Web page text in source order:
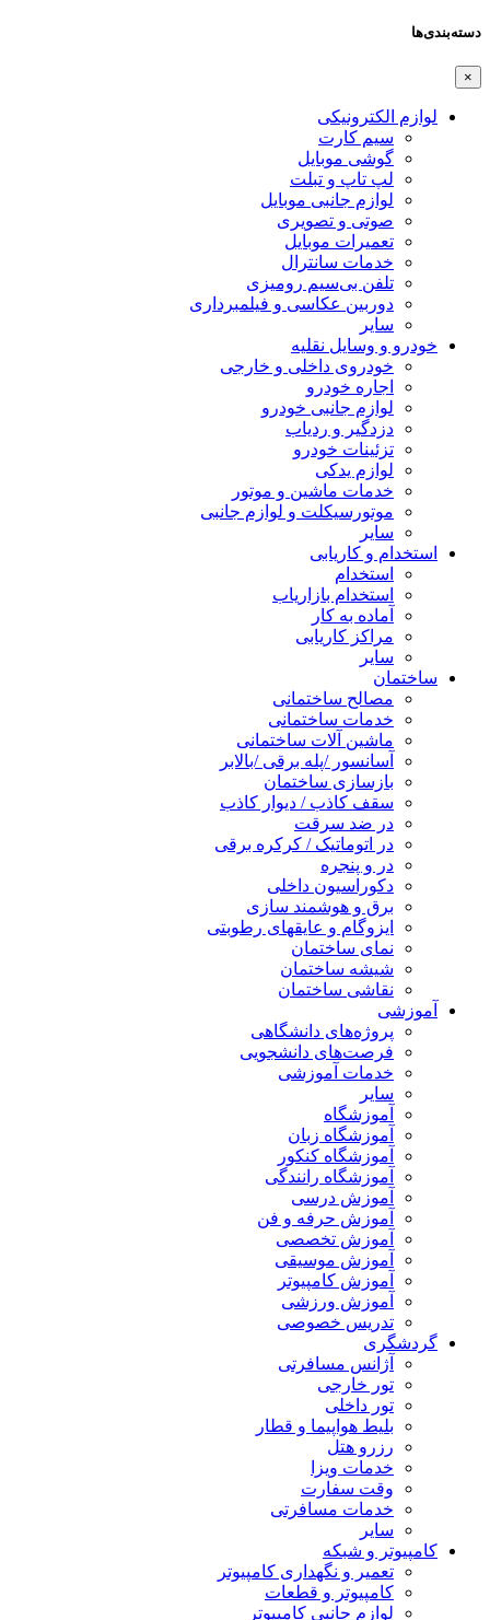
دسته‌بندی‌ها
×
لوازم الکترونیکی
سیم کارت
گوشی موبایل
لپ تاپ و تبلت
لوازم جانبی موبایل
صوتی و تصویری
تعمیرات موبایل
خدمات سانترال
تلفن بی‌سیم رومیزی
دوربین عکاسی و فیلمبرداری
سایر
خودرو و وسایل نقلیه
خودروی داخلی و خارجی
اجاره خودرو
لوازم جانبی خودرو
دزدگیر و ردیاب
تزئینات خودرو
لوازم یدکی
خدمات ماشین و موتور
موتورسیکلت و لوازم جانبی
سایر
استخدام و کاریابی
استخدام
استخدام بازاریاب
آماده به کار
مراکز کاریابی
سایر
ساختمان
مصالح ساختمانی
خدمات ساختمانی
ماشین آلات ساختمانی
آسانسور /پله برقی /بالابر
بازسازی ساختمان
سقف کاذب / دیوار کاذب
در ضد سرقت
در اتوماتیک / کرکره برقی
در و پنجره
دکوراسیون داخلی
برق و هوشمند سازی
ایزوگام و عایقهای رطوبتی
نمای ساختمان
شیشه ساختمان
نقاشی ساختمان
آموزشی
پروژه‌های دانشگاهی
فرصت‌های دانشجویی
خدمات آموزشی
سایر
آموزشگاه
آموزشگاه زبان
آموزشگاه کنکور
آموزشگاه رانندگی
آموزش درسی
آموزش حرفه و فن
آموزش تخصصی
آموزش موسیقی
آموزش کامپیوتر
آموزش ورزشی
تدریس خصوصی
گردشگری
آژانس مسافرتی
تور خارجی
تور داخلی
بلیط هواپیما و قطار
رزرو هتل
خدمات ویزا
وقت سفارت
خدمات مسافرتی
سایر
کامپیوتر و شبکه
تعمیر و نگهداری کامپیوتر
کامپیوتر و قطعات
لوازم جانبی کامپیوتر